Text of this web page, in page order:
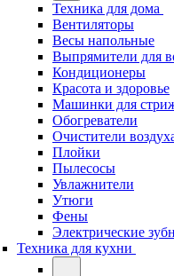
Техника для дома
Вентиляторы
Весы напольные
Выпрямители для
Кондиционеры
Красота и здоровье
Машинки для
Обогреватели
Очистители
Плойки
Пылесосы
Увлажнители
Утюги
Фены
Электрические
Техника для кухни